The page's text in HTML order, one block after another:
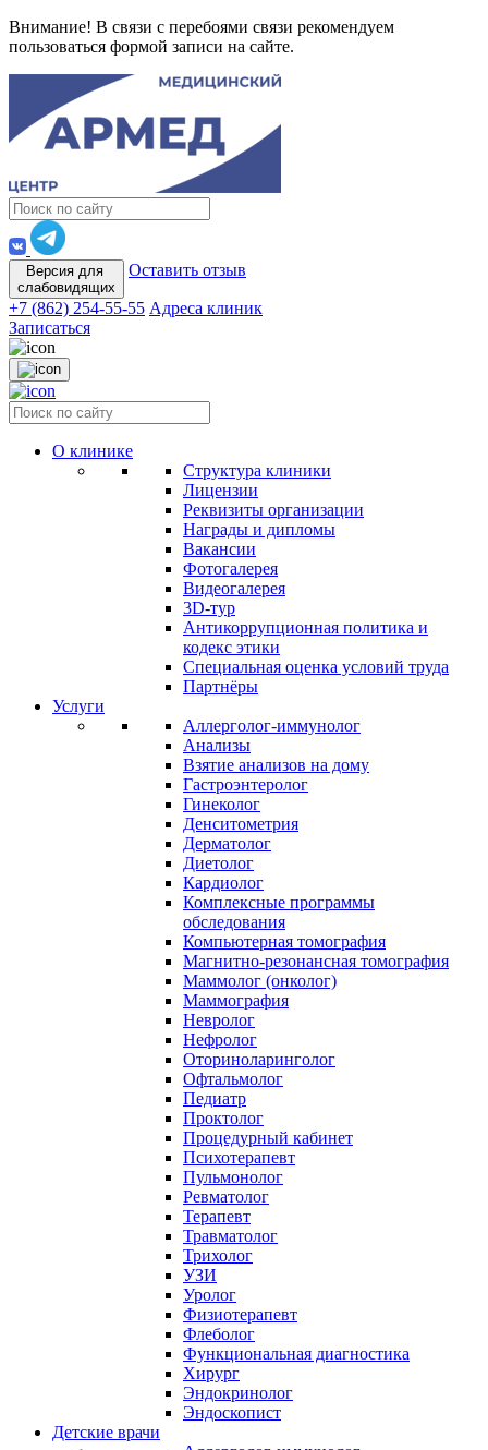
Внимание! В связи с перебоями связи рекомендуем
пользоваться формой записи на сайте.
Версия для
слабовидящих
Оставить отзыв
+7 (862) 254-55-55 Адреса клиник
Записаться
О клинике
Структура клиники
Лицензии
Реквизиты организации
Награды и дипломы
Вакансии
Фотогалерея
Видеогалерея
3D-тур
Антикоррупционная политика и
кодекс этики
Специальная оценка условий труда
Партнёры
Услуги
Аллерголог-иммунолог
Анализы
Взятие анализов на дому
Гастроэнтеролог
Гинеколог
Денситометрия
Дерматолог
Диетолог
Кардиолог
Комплексные программы
обследования
Компьютерная томография
Магнитно-резонансная томография
Маммолог (онколог)
Маммография
Невролог
Нефролог
Оториноларинголог
Офтальмолог
Педиатр
Проктолог
Процедурный кабинет
Психотерапевт
Пульмонолог
Ревматолог
Терапевт
Травматолог
Трихолог
УЗИ
Уролог
Физиотерапевт
Флеболог
Функциональная диагностика
Хирург
Эндокринолог
Эндоскопист
Детские врачи